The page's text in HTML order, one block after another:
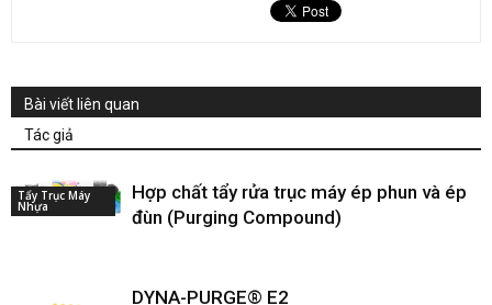
Bài viết liên quan
Tác giả
Tẩy Trục Máy
Nhựa
Hợp chất tẩy rửa trục máy ép phun và ép
đùn (Purging Compound)
DYNA-PURGE® E2